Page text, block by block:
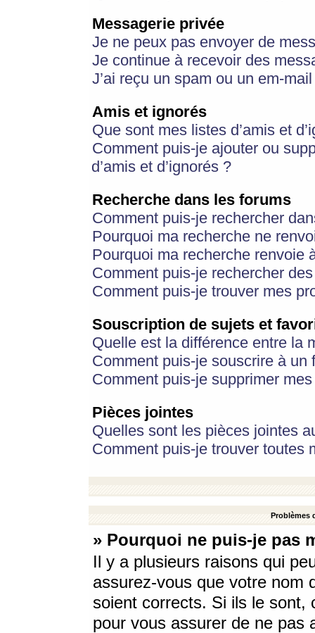
Messagerie privée
Je ne peux pas envoyer de
Je continue à recevoir des
J’ai reçu un spam ou un em-
Amis et ignorés
Que sont mes listes d’amis et
Comment puis-je ajouter ou
d’amis et d’ignorés ?
Recherche dans les forums
Comment puis-je rechercher
Pourquoi ma recherche ne
Pourquoi ma recherche renvoie
Comment puis-je rechercher
Comment puis-je trouver mes
Souscription de sujets et
Quelle est la différence entre la
Comment puis-je souscrire à
Comment puis-je supprimer
Pièces jointes
Quelles sont les pièces jointes
Comment puis-je trouver toutes
Problèmes
» Pourquoi ne puis-je pas
Il y a plusieurs raisons qui
assurez-vous que votre nom
soient corrects. Si ils le sont,
pour vous assurer de ne pas